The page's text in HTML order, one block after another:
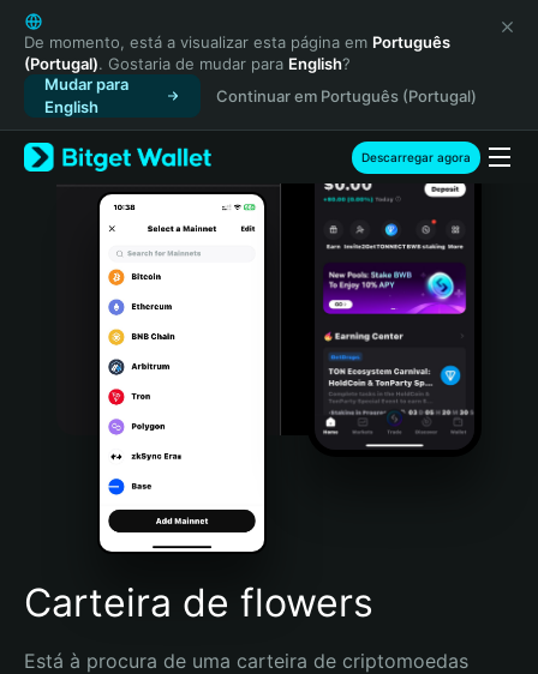
English
日本語
Tiếng Việt
Русский
Español (Latinoamérica)
Türkçe
Italiano
Português (Portugal)
Bahasa Indonesia
Português (Brasil)
Español (Argentina)
De momento, está a visualizar esta página em Português
(Portugal). Gostaria de mudar para English?
Mudar para
English
Continuar em Português (Portugal)
Descarregar agora
Carteira de flowers
Está à procura de uma carteira de criptomoedas